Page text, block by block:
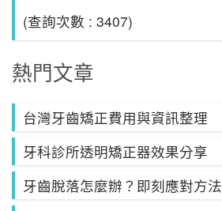
(查詢次數 : 3407)
熱門文章
台灣牙齒矯正費用與資訊整理
牙科診所透明矯正器效果分享
牙齒脫落怎麼辦？即刻應對方法